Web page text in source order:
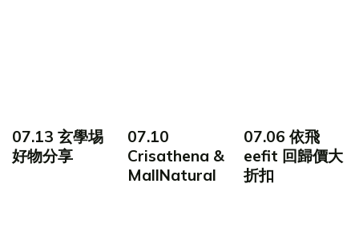
07.13 玄學埸
好物分享
07.10
Crisathena &
MallNatural
07.06 依飛
eefit 回歸價大
折扣